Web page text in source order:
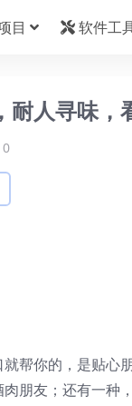
目 软件工
耐人寻味，
0
帮你的，是贴心
朋友；还有一种